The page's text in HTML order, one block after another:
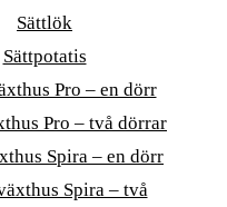
Sättlök
Sättpotatis
Pro – en dörr
Pro – två dörrar
Spira – en dörr
Spira – två